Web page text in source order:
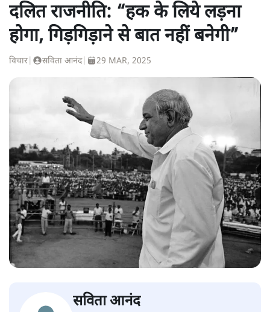
दलित राजनीति: “हक के लिये लड़ना
होगा, गिड़गिड़ाने से बात नहीं बनेगी”
विचार सविता आनंद| 29 MAR, 2025
सविता आनंद